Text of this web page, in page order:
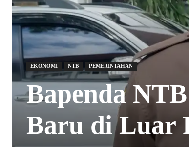
EKONOMI NTB PEMERINTAHAN
Bapenda
Baru di Luar